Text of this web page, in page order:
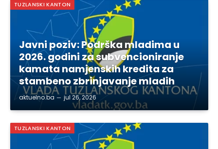
TUZLANSKI KANTON
Javni poziv: Podrška mladima u
2026. godini za subvencioniranje
kamata namjenskih kredita za
stambeno zbrinjavanje mladih
aktuelno.ba jul 26, 2026
TUZLANSKI KANTON